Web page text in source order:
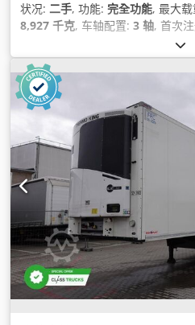
状况: 二手, 功能: 完全功能, 最大
8,927 千克, 车轴配置: 3 轴, 首次
, 悬挂系统:
2019, 设备:制冷单元, 动力转向,